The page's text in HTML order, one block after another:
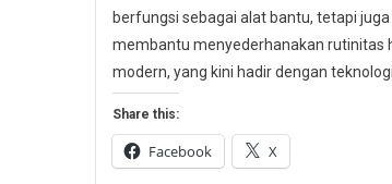
berfungsi sebagai alat bantu, tetapi
membantu menyederhanakan rutinitas
modern, yang kini hadir dengan
Share this:
Facebook X